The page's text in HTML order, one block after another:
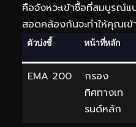
คือจังหวะเข้าซื้อที่สมบูรณ์
สอดคล้องกันจะทำให้คุณเ
ตัวบ่งชี้ หน้าที่หลัก
EMA 200
กรอง
ทิศทางเท
รนด์หลัก